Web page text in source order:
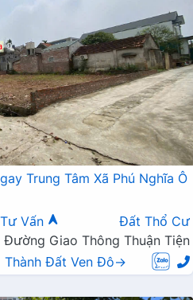
Trung Tâm Xã Phú Nghĩa Ô
Tư Vấn
Đất Thổ Cư
Đường Giao Thông Thuận Tiện
Thành Đất Ven Đô→